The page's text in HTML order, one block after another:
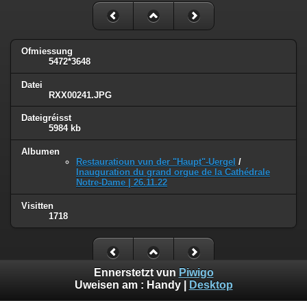
Ofmiessung
5472*3648
Datei
RXX00241.JPG
Dateigréisst
5984 kb
Albumen
Restauratioun vun der "Haupt"-Uergel /
Inauguration du grand orgue de la Cathédrale
Notre-Dame | 26.11.22
Visitten
1718
Ennerstetzt vun Piwigo
Uweisen am : Handy| Desktop